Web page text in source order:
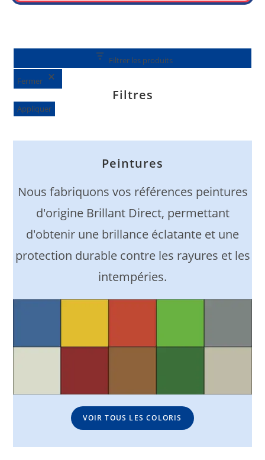
Filtrer les produits
Fermer
Filtres
Appliquer
Peintures
Nous fabriquons vos références peintures
d'origine Brillant Direct, permettant
d'obtenir une brillance éclatante et une
protection durable contre les rayures et les
intempéries.
VOIR TOUS LES COLORIS